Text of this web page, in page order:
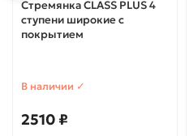
Стремянка CLASS PLUS 4
ступени широкие с
покрытием
В наличии ✓
2510 ₽